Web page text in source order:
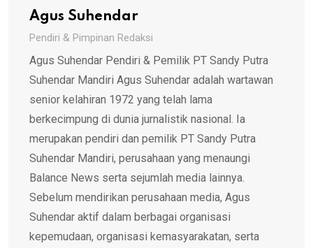
Agus Suhendar
Pendiri & Pimpinan Redaksi
Agus Suhendar Pendiri & Pemilik PT Sandy Putra
Suhendar Mandiri Agus Suhendar adalah wartawan
senior kelahiran 1972 yang telah lama
berkecimpung di dunia jurnalistik nasional. Ia
merupakan pendiri dan pemilik PT Sandy Putra
Suhendar Mandiri, perusahaan yang menaungi
Balance News serta sejumlah media lainnya.
Sebelum mendirikan perusahaan media, Agus
Suhendar aktif dalam berbagai organisasi
kepemudaan, organisasi kemasyarakatan, serta